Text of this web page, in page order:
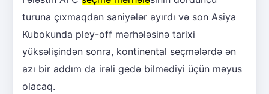
turuna çıxmaqdan saniyələr ayırdı və son Asiya
Kubokunda pley-off mərhələsinə tarixi
yüksəlişindən sonra, kontinental seçmələrdə ən
azı bir addım da irəli gedə bilmədiyi üçün məyus
olacaq.